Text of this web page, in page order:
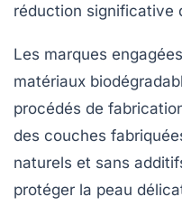
réduction significative
Les marques
matériaux
procédés de
des couches
naturels et sans
protéger la peau